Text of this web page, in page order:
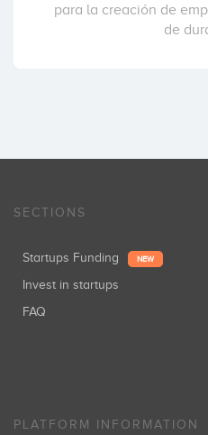
para la creación de
de
SECTIONS
Startups Funding NEW
Invest in startups
FAQ
PLATFORM INFORMATION